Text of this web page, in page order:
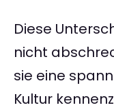
Diese
nicht
sie eine
Kultur